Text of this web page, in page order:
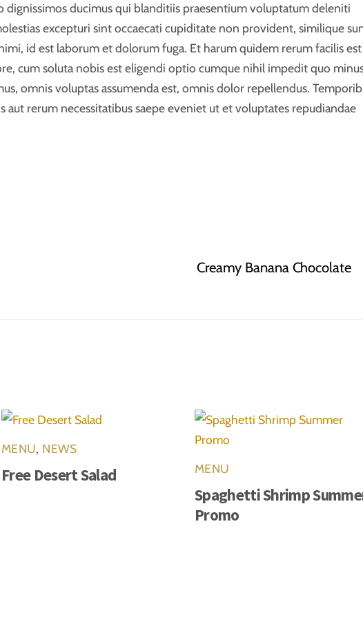
dignissimos ducimus qui blanditiis praesentium voluptatum deleniti
excepturi sint occaecati cupiditate non provident, similique
id est laborum et dolorum fuga. Et harum quidem rerum facilis
cum soluta nobis est eligendi optio cumque nihil impedit quo
omnis voluptas assumenda est, omnis dolor repellendus.
rerum necessitatibus saepe eveniet ut et voluptates repudiandae
Creamy Banana Chocolate
MENU, NEWS
Free Desert Salad MENU
Spaghetti Shrimp
Promo